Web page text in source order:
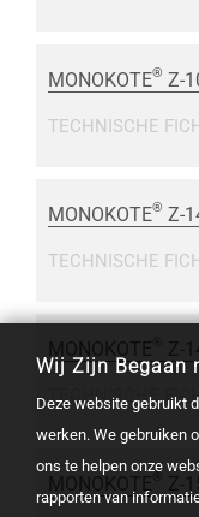
MONOKOTE® Z-
TECHNISCHE
MONOKOTE® Z-
TECHNISCHE
MONOKOTE ® Z-
TECHNISCHE
MONOKOTE® Z-
Wij Zijn Begaan
Deze website gebruikt
werken. We gebruiken
ons te helpen onze
rapporten van